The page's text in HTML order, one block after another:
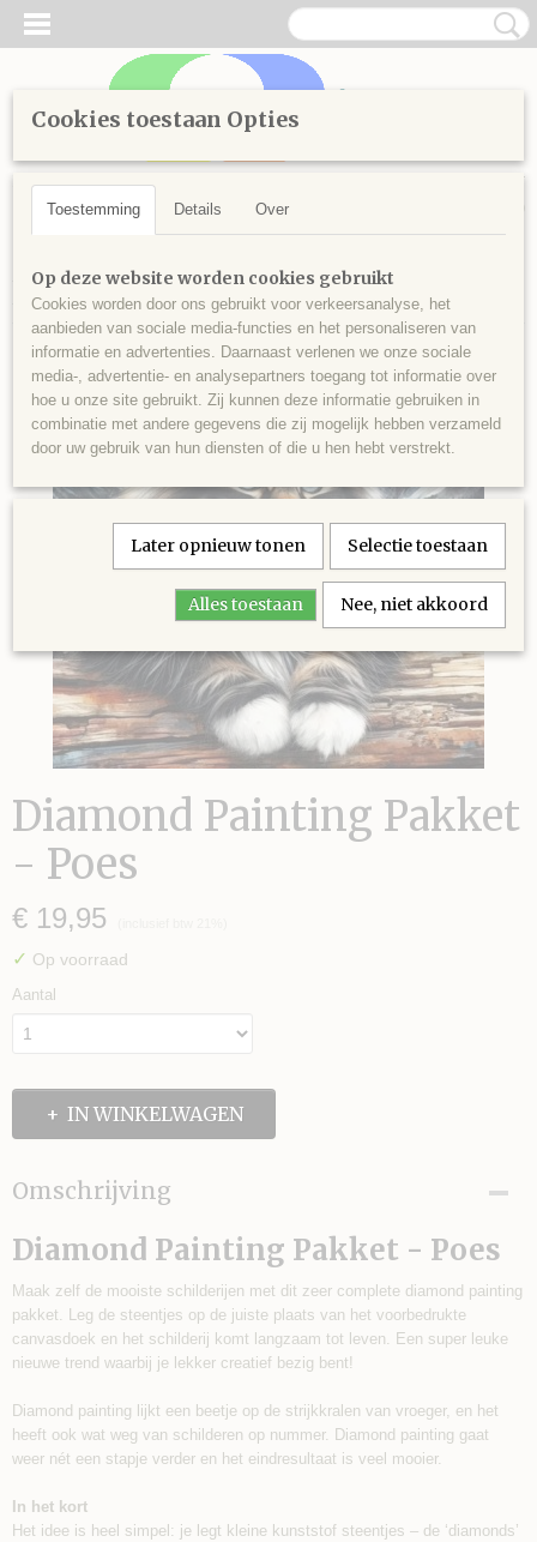
Inloggen Registreren
UW WINKELWAGEN
Home >Diamond Painting> Diamond Painting pakketten
Pakketten>Diamond Painting Pakket - Poes
Diamond Painting Pakket
- Poes
€ 19,95
✓ Op voorraad
Aantal
IN WINKELWAGEN
Omschrijving
Diamond Painting Pakket - Poes
Maak zelf de mooiste schilderijen met dit zeer complete diamond painting
pakket. Leg de steentjes op de juiste plaats van het voorbedrukte
canvasdoek en het schilderij komt langzaam tot leven. Een super leuke
nieuwe trend waarbij je lekker creatief bezig bent!
Diamond painting lijkt een beetje op de strijkkralen van vroeger, en het
heeft ook wat weg van schilderen op nummer. Diamond painting gaat
weer nét een stapje verder en het eindresultaat is veel mooier.
In het kort
Het idee is heel simpel: je legt kleine kunststof steentjes – de ‘diamonds’
Cookies toestaan Opties
Toestemming Details Over
Op deze website worden cookies gebruikt
Cookies worden door ons gebruikt voor verkeersanalyse, het
aanbieden van sociale media-functies en het personaliseren van
informatie en advertenties. Daarnaast verlenen we onze sociale
media-, advertentie- en analysepartners toegang tot informatie over
hoe u onze site gebruikt. Zij kunnen deze informatie gebruiken in
combinatie met andere gegevens die zij mogelijk hebben verzameld
door uw gebruik van hun diensten of die u hen hebt verstrekt.
Later opnieuw tonen Selectie toestaan
Alles toestaan Nee, niet akkoord